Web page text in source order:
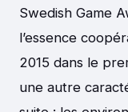
Swedish Game
l’essence
2015 dans le
une autre